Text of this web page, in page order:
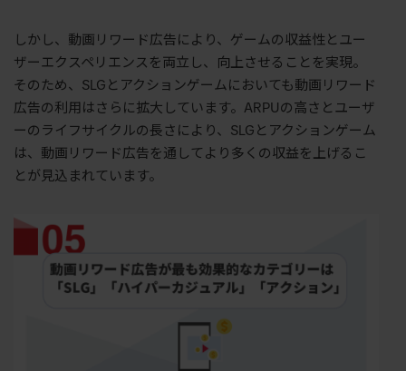
しかし、動画リワード広告により、ゲームの収益性とユー
ザーエクスペリエンスを両立し、向上させることを実現。
そのため、SLGとアクションゲームにおいても動画リワード
広告の利用はさらに拡大しています。ARPUの高さとユーザ
ーのライフサイクルの長さにより、SLGとアクションゲーム
は、動画リワード広告を通してより多くの収益を上げるこ
とが見込まれています。